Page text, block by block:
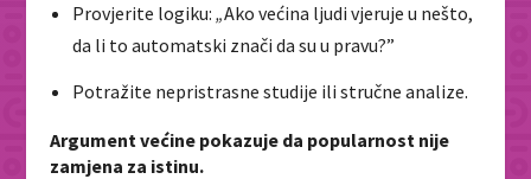
Provjerite logiku: „Ako većina ljudi vjeruje u nešto,
da li to automatski znači da su u pravu?”
Potražite nepristrasne studije ili stručne analize.
Argument većine pokazuje da popularnost nije
zamjena za istinu.